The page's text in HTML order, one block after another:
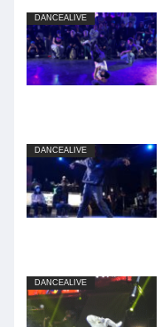
DANCEALIVE
DANCEALIVE
DANCEALIVE